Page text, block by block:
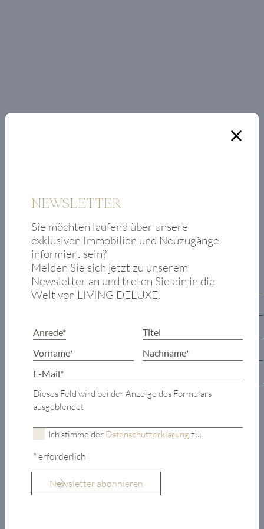
RAUMAUFTEILUNG
Wohneinheit 1 - 1. Obergeschoss
Wohneinheit 2 - Erdgeschoss
1. Untergeschoss
Wohnbereich
NEWSLETTER
Sie möchten laufend über unsere
exklusiven Immobilien und Neuzugänge
informiert sein?
Melden Sie sich jetzt zu unserem
Newsletter an und treten Sie ein in die
Welt von LIVING DELUXE.
Dieses Feld wird bei der Anzeige des Formulars
ausgeblendet
Ich stimme der Datenschutzerklärung zu.
* erforderlich